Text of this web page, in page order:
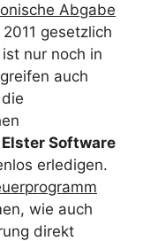
Abgabe
gesetzlich
nur noch in
auch
Elster Software
erledigen.
wie auch
direkt